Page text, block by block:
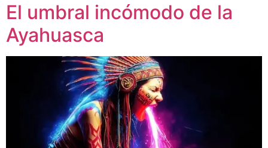
El umbral incómodo de la
Ayahuasca